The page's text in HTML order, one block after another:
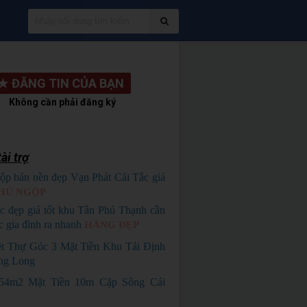
ĐĂNG TIN CỦA BẠN
Không cần phải đăng ký
trợ
bán nền đẹp Vạn Phát Cái Tắc giá
đẹp giá tốt khu Tân Phú Thạnh cần
gia đình ra nhanh
Thự Góc 3 Mặt Tiền Khu Tái Định
Long
Mặt Tiền 10m Cặp Sông Cái